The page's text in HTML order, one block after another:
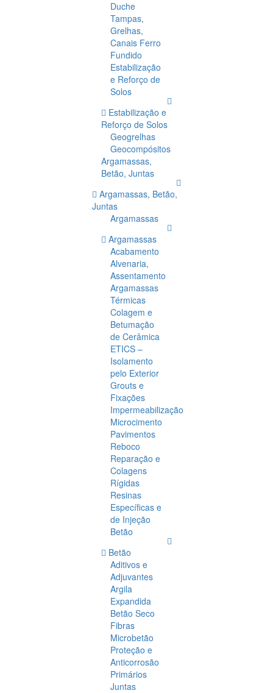
Duche
Tampas,
Grelhas,
Canais Ferro
Fundido
Estabilização
e Reforço de
Solos
Estabilização e
Reforço de Solos
Geogrelhas
Geocompósitos
Argamassas,
Betão, Juntas
Argamassas, Betão,
Juntas
Argamassas
Argamassas
Acabamento
Alvenaria,
Assentamento
Argamassas
Térmicas
Colagem e
Betumação
de Cerâmica
ETICS –
Isolamento
pelo Exterior
Grouts e
Fixações
Impermeabilização
Microcimento
Pavimentos
Reboco
Reparação e
Colagens
Rígidas
Resinas
Específicas e
de Injeção
Betão
Betão
Aditivos e
Adjuvantes
Argila
Expandida
Betão Seco
Fibras
Microbetão
Proteção e
Anticorrosão
Primários
Juntas